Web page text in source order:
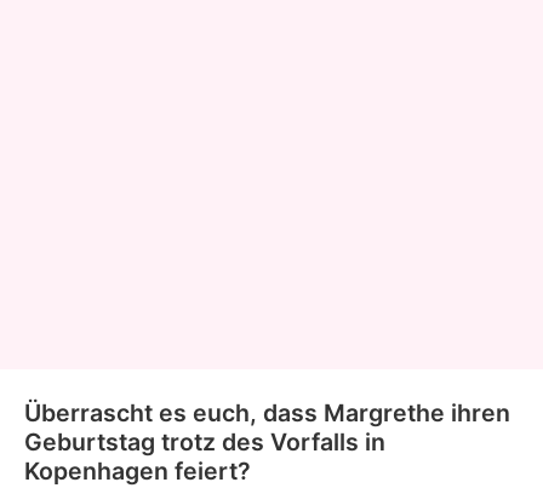
Überrascht es euch, dass Margrethe ihren
Geburtstag trotz des Vorfalls in
Kopenhagen feiert?